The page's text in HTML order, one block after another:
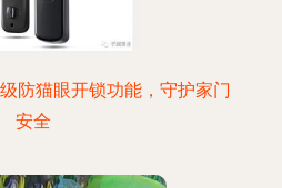
防猫眼开锁功能，守护家门
安全